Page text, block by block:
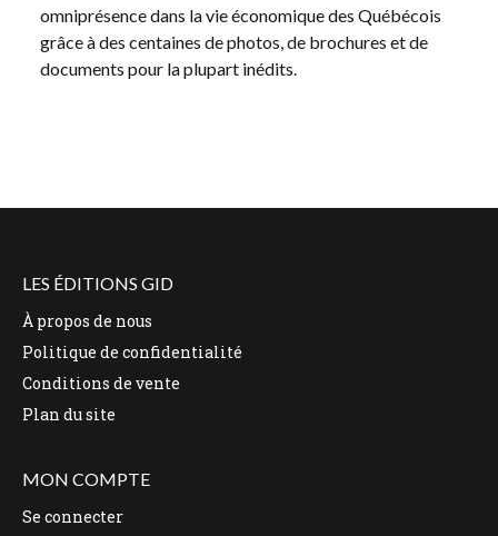
omniprésence dans la vie économique des Québécois
grâce à des centaines de photos, de brochures et de
documents pour la plupart inédits.
LES ÉDITIONS GID
À propos de nous
Politique de confidentialité
Conditions de vente
Plan du site
MON COMPTE
Se connecter